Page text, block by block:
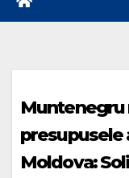
Muntenegru
presupusele
Moldova: